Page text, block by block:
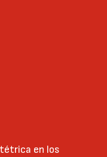
en los